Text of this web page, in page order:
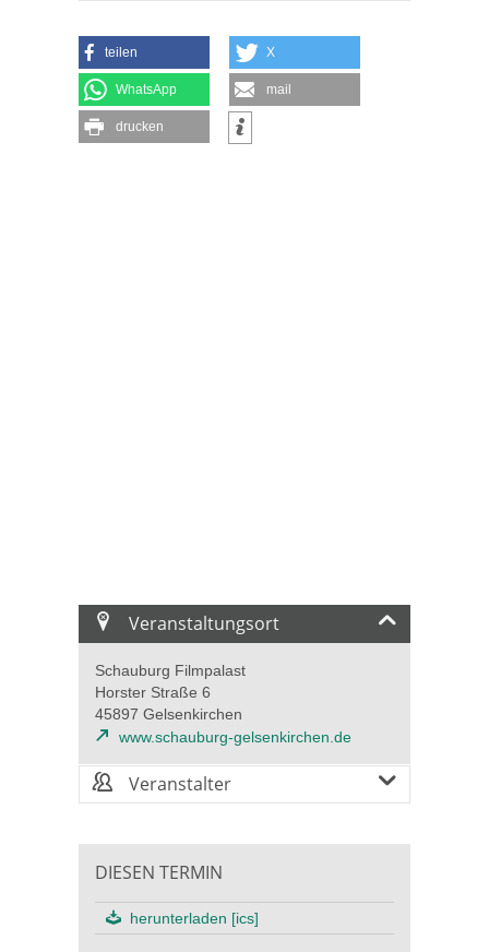
teilen X
WhatsApp mail
drucken
Veranstaltungsort
Schauburg Filmpalast
Horster Straße 6
45897 Gelsenkirchen
www.schauburg-gelsenkirchen.de
Veranstalter
DIESEN TERMIN
herunterladen [ics]